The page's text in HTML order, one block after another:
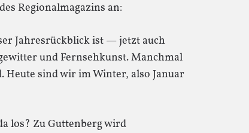
Regionalmagazins an:
Jahresrückblick ist — jetzt auch
und Fernsehkunst. Manchmal
sind wir im Winter, also Januar
los? Zu Guttenberg wird